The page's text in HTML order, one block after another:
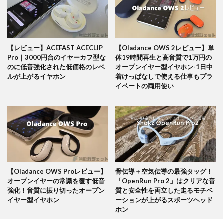
【レビュー】ACEFAST ACECLIP
Pro｜3000円台のイヤーカフ型な
のに低音強化された低価格のレベ
ルが上がるイヤホン
【Oladance OWS 2レビュー】単
体19時間再生と高音質で1万円の
オープンイヤー型イヤホン-1日中
着けっぱなしで使える仕事もプラ
イベートの両用使い
【Oladance OWS Proレビュー】
オープンイヤーの常識を覆す低音
強化！音質に振り切ったオープン
イヤー型イヤホン
骨伝導＋空気伝導の最強タッグ！
「OpenRun Pro 2」はクリアな音
質と安全性を両立した走るモチベ
ーションが上がるスポーツヘッド
ホン